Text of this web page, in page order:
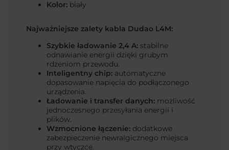
Kolor: biały
Najważniejsze zalety kabla Dudao L4M:
Szybkie ładowanie 2,4 A: stabilne
odnawianie energii dzięki grubym
rdzeniom przewodu.
Inteligentny chip: automatyczne
dopasowanie napięcia do podłączonego
urządzenia.
Ładowanie i transfer danych: możliwość
jednoczesnego przesyłania energii i
plików.
Wzmocnione łączenie: dodatkowe
zabezpieczenie newralgicznego miejsca
przy wtyczce.